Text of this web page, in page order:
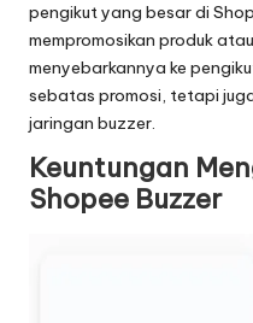
pengikut yang besar di
mempromosikan produk
menyebarkannya ke
sebatas promosi, tetapi
jaringan buzzer.
Keuntungan
Shopee Buzzer